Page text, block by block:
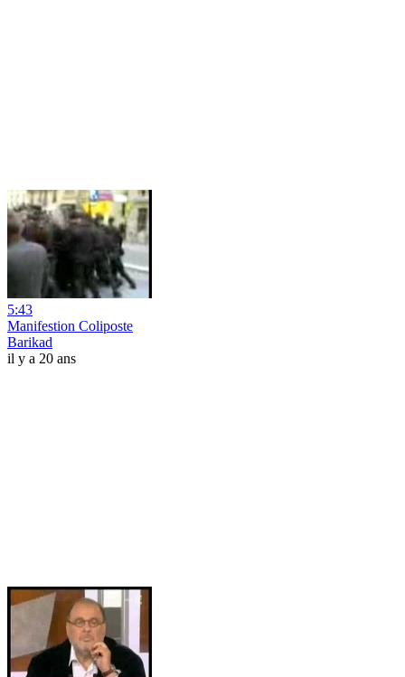
5:43
Manifestion Coliposte
Barikad
il y a 20 ans